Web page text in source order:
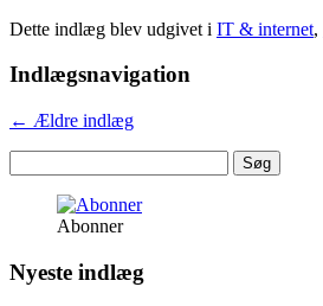
Dette indlæg blev udgivet i IT & internet,
Indlægsnavigation
← Ældre indlæg
efter:
Abonner
Nyeste indlæg